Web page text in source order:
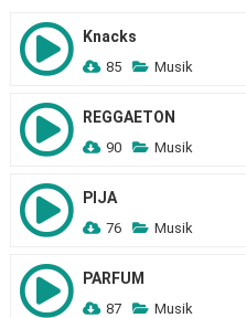
Knacks
85 Musik
REGGAETON
90 Musik
PIJA
76 Musik
PARFUM
87 Musik